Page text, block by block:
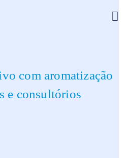
com aromatização
e consultórios